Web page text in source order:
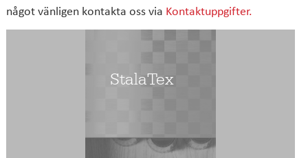
något vänligen kontakta oss via Kontaktuppgifter.
StalaTex